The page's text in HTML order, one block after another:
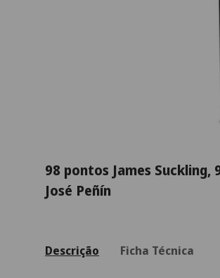
98 pontos James
José Peñín
Descrição Ficha Técnica